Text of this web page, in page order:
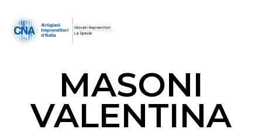
MASONI
VALENTINA